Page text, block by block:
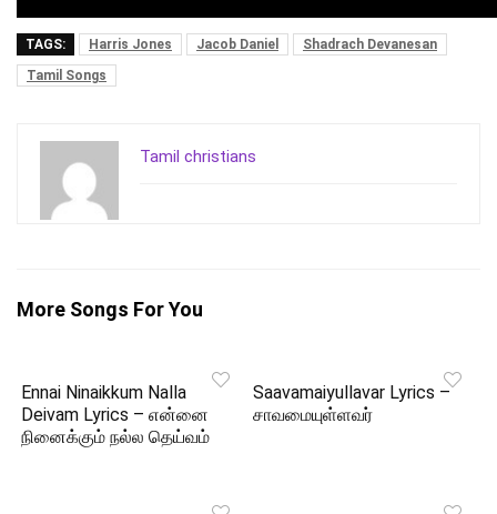
TAGS: Harris Jones Jacob Daniel
Shadrach Devanesan
Tamil Songs
Tamil christians
More Songs For You
Ennai Ninaikkum Nalla
Deivam Lyrics – என்னை
நினைக்கும் நல்ல தெய்வம்
Saavamaiyullavar Lyrics –
சாவமையுள்ளவர்